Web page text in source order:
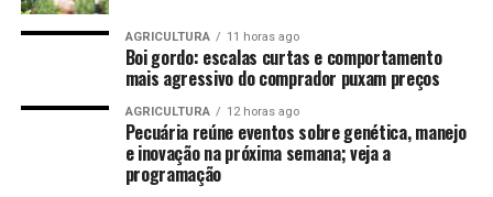
O coronel Fernando ressaltou que, nos últimos sete
anos, as Forças de Segurança do Estado, em especial a
Polícia Militar de Mato Grosso, têm sido fortalecidas
com a aquisição de viaturas, armamentos, equipamentos
de segurança e construção ou reformas de batalhões e
outras unidades da instituição.
AGRICULTURA 11 horas ago
Boi gordo: escalas curtas e comportamento
mais agressivo do comprador puxam preços
AGRICULTURA 12 horas ago
Pecuária reúne eventos sobre genética, manejo
e inovação na próxima semana; veja a
programação